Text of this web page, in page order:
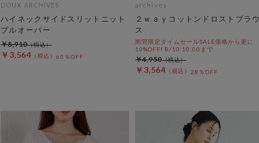
DOUX ARCHIVES
ハイネックサイドスリットニット
プルオーバー
￥3,564 60％OFF
￥8,910
archives
２ｗａｙコットンドロストブラウ
ス
期間限定タイムセールSALE価格から更に
10%OFF! 8/10 10:00まで
￥3,564 28％OFF
￥4,950